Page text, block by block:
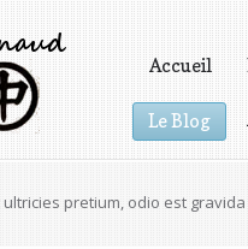
Accueil
Le Blog
pretium, odio est